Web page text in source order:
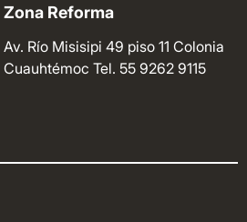
Zona Reforma
Av. Río Misisipi 49 piso 11 Colonia
CuauhtémocTel. 55 9262 9115